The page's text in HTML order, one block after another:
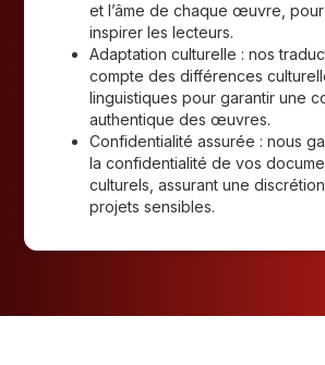
et l’âme de chaque œuvre,
inspirer les lecteurs.
Adaptation culturelle : nos
compte des différences
linguistiques pour garantir une
authentique des œuvres.
Confidentialité assurée : nous
la confidentialité de vos
culturels, assurant une
projets sensibles.